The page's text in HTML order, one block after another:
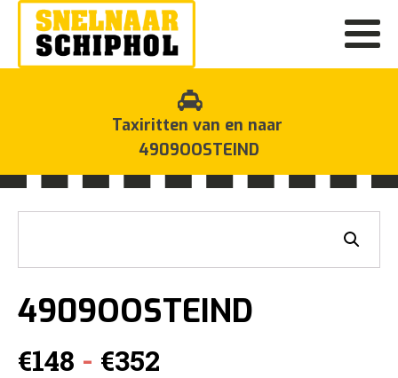
Taxiritten van en naar
4909OOSTEIND
4909OOSTEIND
€148 - €352